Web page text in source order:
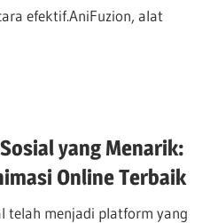
efektif.AniFuzion, alat
yang Menarik:
Online Terbaik
telah menjadi platform yang